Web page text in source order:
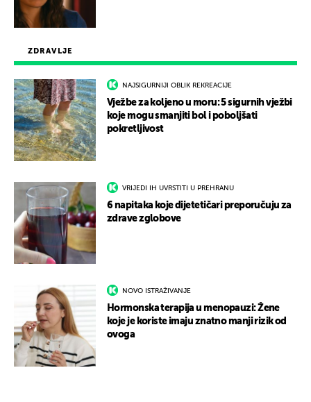
ZDRAVLJE
NAJSIGURNIJI OBLIK REKREACIJE
Vježbe za koljeno u moru: 5 sigurnih vježbi
koje mogu smanjiti bol i poboljšati
pokretljivost
VRIJEDI IH UVRSTITI U PREHRANU
6 napitaka koje dijetetičari preporučuju za
zdrave zglobove
NOVO ISTRAŽIVANJE
Hormonska terapija u menopauzi: Žene
koje je koriste imaju znatno manji rizik od
ovoga